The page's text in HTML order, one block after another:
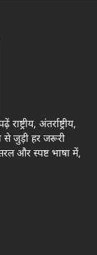
अंतर्राष्ट्रीय,
से जुड़ी हर जरूरी
और स्पष्ट भाषा में,